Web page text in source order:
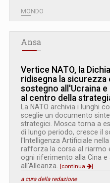
MONDO
Ansa
Vertice NATO, la
ridisegna la
sostegno all'Ucraina
al centro della
La NATO archivia i lunghi
sceglie un documento
strategici. Mosca torna a
di lungo periodo, cresce il
l'Intelligenza Artificiale
rafforza la corsa al riarmo
ogni riferimento alla Cina e
all'Alleanza. [continua
]
a cura della redazione